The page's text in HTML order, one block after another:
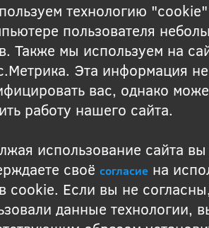
технологию
пользователя
Также мы используем на
Эта информация
вас, однако
работу нашего сайта.
использование сайта вы
своё согласиена
cookie. Если вы не
данные технологии,